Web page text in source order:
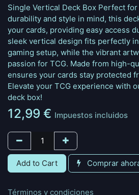
Single Vertical Deck Box Perfect
durability and style in mind, this
your cards, providing easy access
sleek vertical design fits perfectly
gaming setup, while the vibrant
passion for TCG. Made from high-
ensures your cards stay protected
Elevate your TCG experience with
deck box!
12,99 € Impuestos incluidos
Add to Cart Comprar
Términos y condiciones